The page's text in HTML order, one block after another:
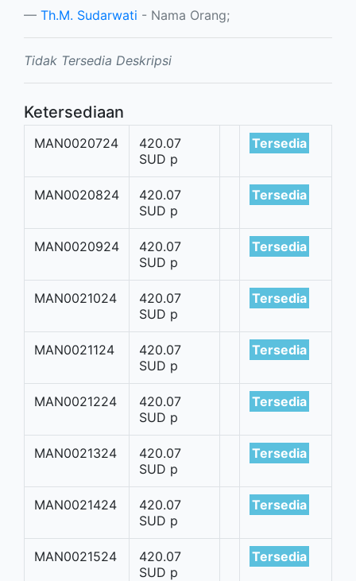
Th.M. Sudarwati - Nama Orang;
Tidak Tersedia Deskripsi
Ketersediaan
MAN0020724
420.07
SUD p
Tersedia
MAN0020824
420.07
SUD p
Tersedia
MAN0020924
420.07
SUD p
Tersedia
MAN0021024
420.07
SUD p
Tersedia
MAN0021124
420.07
SUD p
Tersedia
MAN0021224
420.07
SUD p
Tersedia
MAN0021324
420.07
SUD p
Tersedia
MAN0021424
420.07
SUD p
Tersedia
MAN0021524
420.07
SUD p
Tersedia